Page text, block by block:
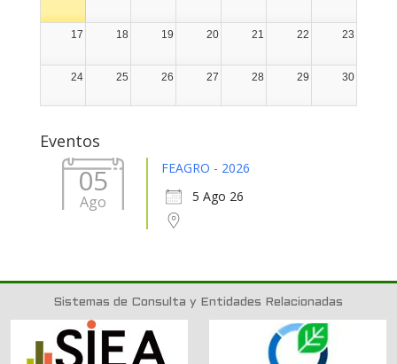
17 18 19 20 21 22 23
24 25 26 27 28 29 30
Eventos
05
Ago
FEAGRO - 2026
5 Ago 26
Sistemas de Consulta y Entidades Relacionadas